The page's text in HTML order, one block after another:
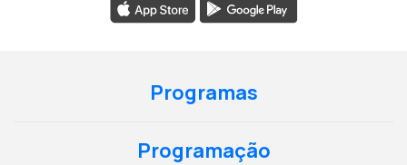
Programas
Programação